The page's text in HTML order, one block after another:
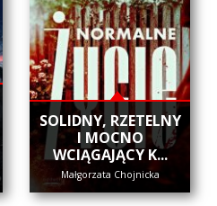
SOLIDNY, RZETELNY
I MOCNO
WCIĄGAJĄCY K...
Małgorzata Chojnicka